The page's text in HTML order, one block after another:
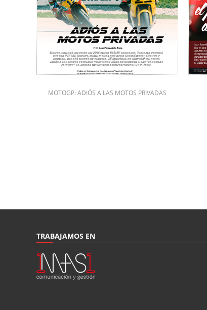
MOTOGP: ADIÓS A LAS MOTOS PRIVADAS
TRABAJAMOS EN